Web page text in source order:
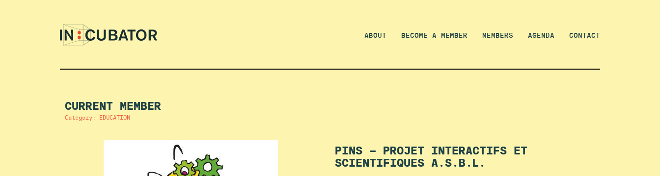
ABOUT BECOME A MEMBER MEMBERS AGENDA CONTACT
CURRENT MEMBER
Category: EDUCATION
PINS – PROJET INTERACTIFS ET
SCIENTIFIQUES A.S.B.L.